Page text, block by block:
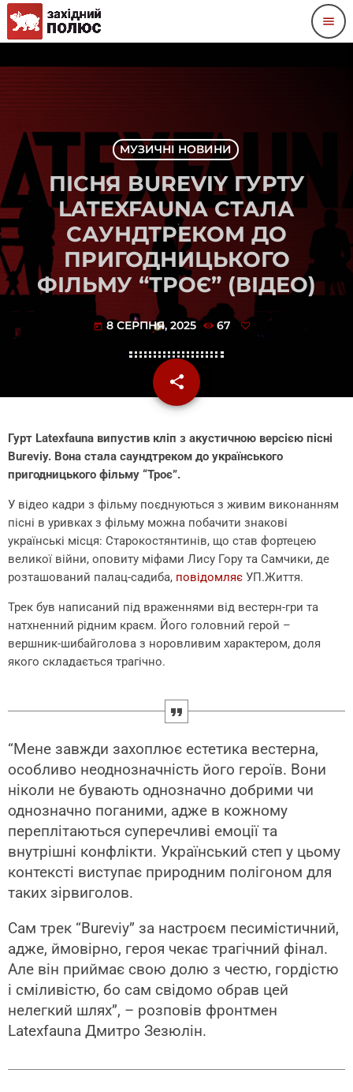
menu
МУЗИЧНІ НОВИНИ
ПІСНЯ BUREVIY ГУРТУ
LATEXFAUNA СТАЛА
САУНДТРЕКОМ ДО
ПРИГОДНИЦЬКОГО
ФІЛЬМУ “ТРОЄ” (ВІДЕО)
today 8 СЕРПНЯ, 2025 67
share
email
Гурт Latexfauna випустив кліп з акустичною версією пісні
Bureviy. Вона стала саундтреком до українського
пригодницького фільму “Троє”.
У відео кадри з фільму поєднуються з живим виконанням
пісні в уривках з фільму можна побачити знакові
українські місця: Старокостянтинів, що став фортецею
великої війни, оповиту міфами Лису Гору та Самчики, де
розташований палац-садиба, повідомляє УП.Життя.
Трек був написаний під враженнями від вестерн-гри та
натхненний рідним краєм. Його головний герой –
вершник-шибайголова з норовливим характером, доля
якого складається трагічно.
“Мене завжди захоплює естетика вестерна,
особливо неоднозначність його героїв. Вони
ніколи не бувають однозначно добрими чи
однозначно поганими, адже в кожному
переплітаються суперечливі емоції та
внутрішні конфлікти. Український степ у цьому
контексті виступає природним полігоном для
таких зірвиголов.
Сам трек “Bureviy” за настроєм песимістичний,
адже, ймовірно, героя чекає трагічний фінал.
Але він приймає свою долю з честю, гордістю
і сміливістю, бо сам свідомо обрав цей
нелегкий шлях”, – розповів фронтмен
Latexfauna Дмитро Зезюлін.